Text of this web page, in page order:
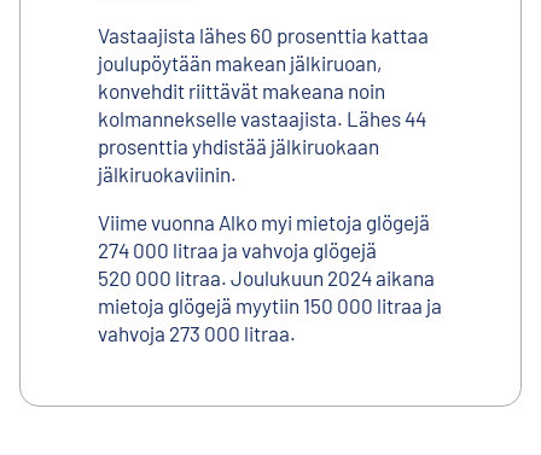
Vastaajista lähes 60 prosenttia kattaa
joulupöytään makean jälkiruoan,
konvehdit riittävät makeana noin
kolmannekselle vastaajista. Lähes 44
prosenttia yhdistää jälkiruokaan
jälkiruokaviinin.
Viime vuonna Alko myi mietoja glögejä
274 000 litraa ja vahvoja glögejä
520 000 litraa. Joulukuun 2024 aikana
mietoja glögejä myytiin 150 000 litraa ja
vahvoja 273 000 litraa.